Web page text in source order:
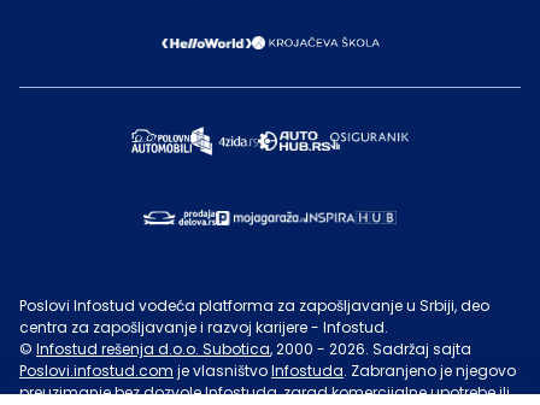
Poslovi Infostud vodeća platforma za zapošljavanje u Srbiji, deo
centra za zapošljavanje i razvoj karijere - Infostud.
© Infostud rešenja d.o.o. Subotica, 2000 - 2026. Sadržaj sajta
Poslovi.infostud.com je vlasništvoInfostuda. Zabranjeno je njegovo
preuzimanje bez dozvoleInfostuda, zarad komercijalne upotrebe ili